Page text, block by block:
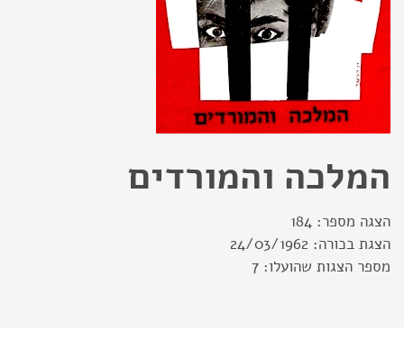
המלכה והמורדים
הצגה מספר: 184
הצגת בכורה: 24/03/1962
מספר הצגות שהועלו: 7